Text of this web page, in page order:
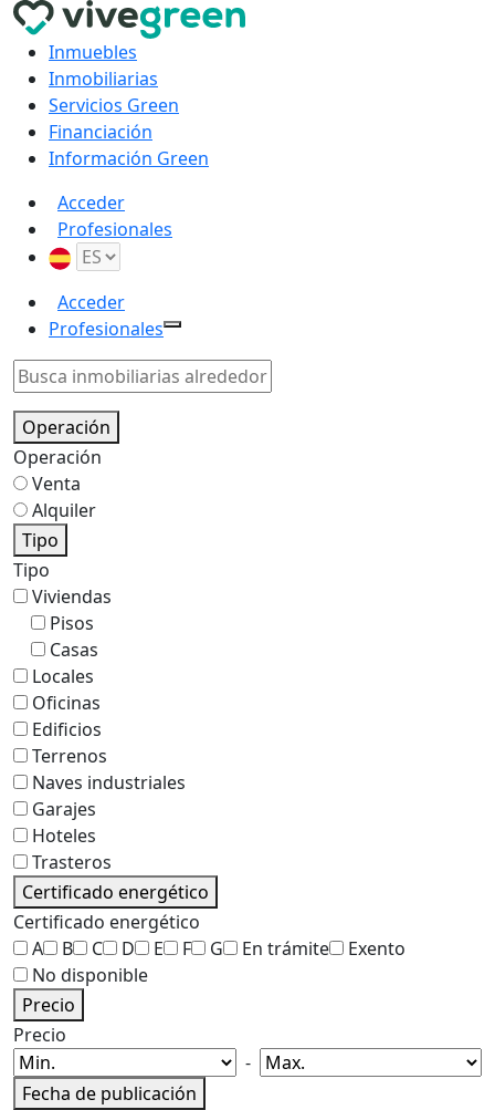
Inmuebles
Inmobiliarias
Servicios Green
Financiación
Información Green
Acceder
Profesionales
Acceder
Profesionales
Operación
Operación
Venta
Alquiler
Tipo
Tipo
Viviendas
Pisos
Casas
Locales
Oficinas
Edificios
Terrenos
Naves industriales
Garajes
Hoteles
Trasteros
Certificado energético
Certificado energético
A
B C D E F G En trámite
Exento
No disponible
Precio
Precio
-
Fecha de publicación